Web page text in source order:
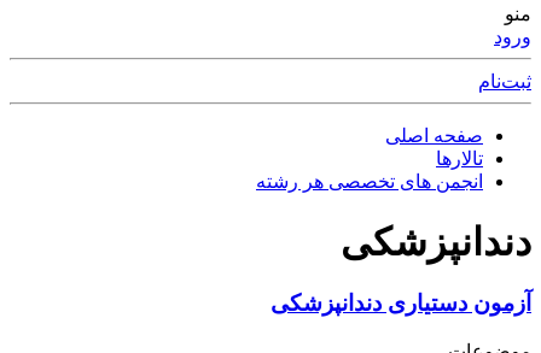
منو
ورود
ثبت‌نام
صفحه اصلی
تالارها
انجمن های تخصصی هر رشته
دندانپزشکی
آزمون دستیاری دندانپزشکی